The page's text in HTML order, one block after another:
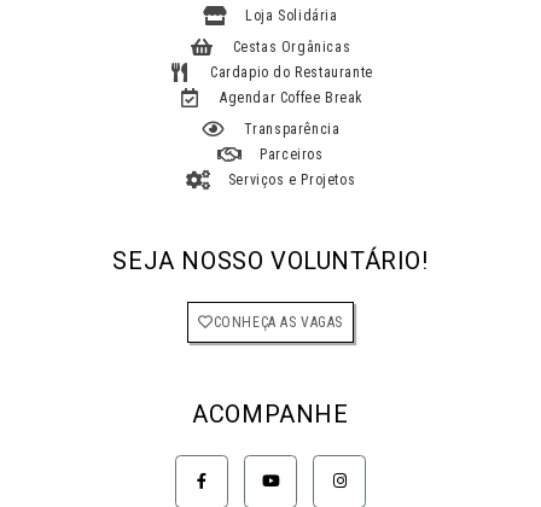
Loja Solidária
Cestas Orgânicas
Cardapio do Restaurante
Agendar Coffee Break
Transparência
Parceiros
Serviços e Projetos
SEJA NOSSO VOLUNTÁRIO!
CONHEÇA AS VAGAS
ACOMPANHE
F
a
c
Y
o
u
I
n
s